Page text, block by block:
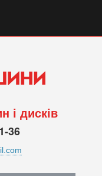
і дисків
36